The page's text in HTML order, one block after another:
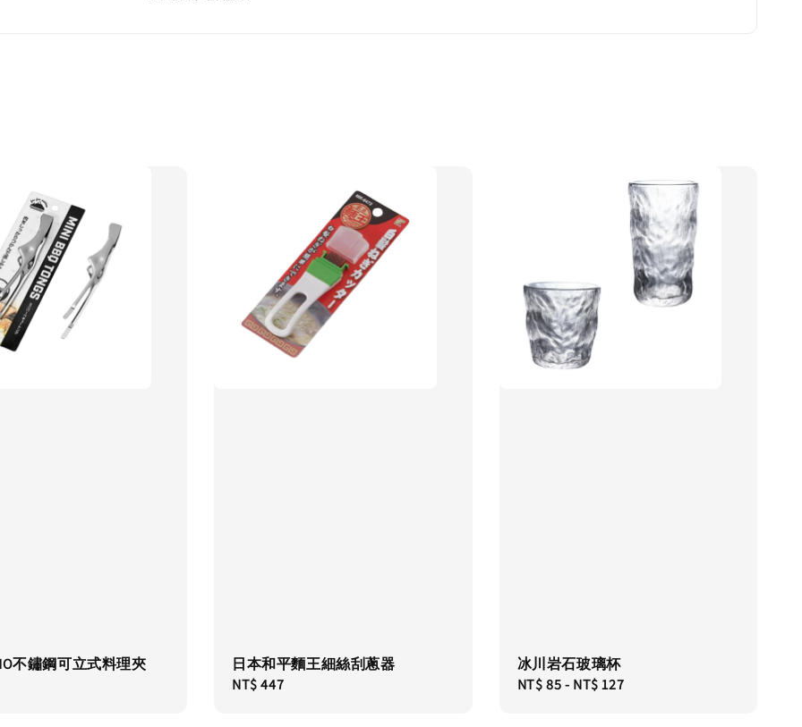
不鏽鋼可立式料理夾
日本和平麵王細絲刮蔥器
Regular
NT$ 447
冰川岩石玻璃杯
Regular
NT$ 85- NT$ 127